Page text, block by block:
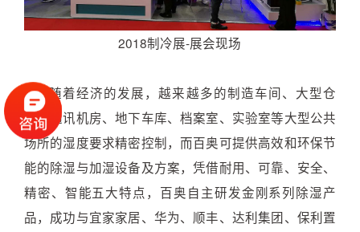
2018制冷展-展会现场
随着经济的发展，越来越多的制造车间、大型仓
储、通讯机房、地下车库、档案室、实验室等大型公共
场所的湿度要求精密控制，而百奥可提供高效和环保节
能的除湿与加湿设备及方案，凭借耐用、可靠、安全、
精密、智能五大特点，百奥自主研发金刚系列除湿产
品，成功与宜家家居、华为、顺丰、达利集团、保利置